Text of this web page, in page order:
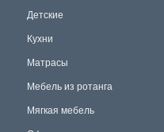
Детские
Кухни
Матрасы
Мебель из ротанга
Мягкая мебель